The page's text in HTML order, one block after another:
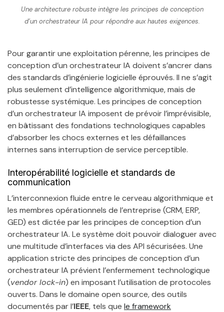
Une architecture robuste intègre les principes de conception
d’un orchestrateur IA pour répondre aux hautes exigences.
Pour garantir une exploitation pérenne, les principes de
conception d’un orchestrateur IA doivent s’ancrer dans
des standards d’ingénierie logicielle éprouvés. Il ne s’agit
plus seulement d’intelligence algorithmique, mais de
robustesse systémique. Les principes de conception
d’un orchestrateur IA imposent de prévoir l’imprévisible,
en bâtissant des fondations technologiques capables
d’absorber les chocs externes et les défaillances
internes sans interruption de service perceptible.
Interopérabilité logicielle et standards de
communication
L’interconnexion fluide entre le cerveau algorithmique et
les membres opérationnels de l’entreprise (CRM, ERP,
GED) est dictée par les principes de conception d’un
orchestrateur IA. Le système doit pouvoir dialoguer avec
une multitude d’interfaces via des API sécurisées. Une
application stricte des principes de conception d’un
orchestrateur IA prévient l’enfermement technologique
(vendor lock-in) en imposant l’utilisation de protocoles
ouverts. Dans le domaine open source, des outils
documentés par l’IEEE, tels que le framework